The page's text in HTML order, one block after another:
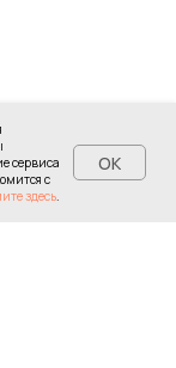
сервиса
с
здесь.
OK